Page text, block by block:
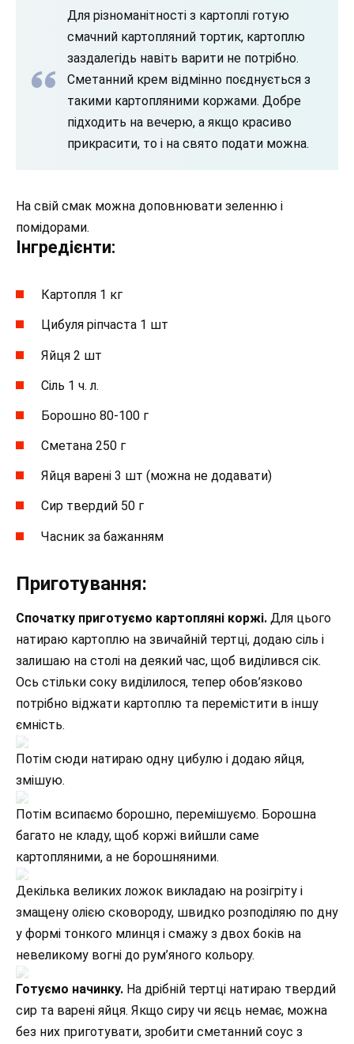
Для різноманітності з картоплі готую
смачний картопляний тортик, картоплю
заздалегідь навіть варити не потрібно.
Сметанний крем відмінно поєднується з
такими картопляними коржами. Добре
підходить на вечерю, а якщо красиво
прикрасити, то і на свято подати можна.
На свій смак можна доповнювати зеленню і
помідорами.
Інгредієнти:
Картопля 1 кг
Цибуля ріпчаста 1 шт
Яйця 2 шт
Сіль 1 ч. л.
Борошно 80-100 г
Сметана 250 г
Яйця варені 3 шт (можна не додавати)
Сир твердий 50 г
Часник за бажанням
Приготування:
Спочатку приготуємо картопляні коржі. Для цього
натираю картоплю на звичайній тертці, додаю сіль і
залишаю на столі на деякий час, щоб виділився сік.
Ось стільки соку виділилося, тепер обов’язково
потрібно віджати картоплю та перемістити в іншу
ємність.
Потім сюди натираю одну цибулю і додаю яйця,
змішую.
Потім всипаємо борошно, перемішуємо. Борошна
багато не кладу, щоб коржі вийшли саме
картопляними, а не борошняними.
Декілька великих ложок викладаю на розігріту і
змащену олією сковороду, швидко розподіляю по дну
у формі тонкого млинця і смажу з двох боків на
невеликому вогні до рум’яного кольору.
Готуємо начинку. На дрібній тертці натираю твердий
сир та варені яйця. Якщо сиру чи яєць немає, можна
без них приготувати, зробити сметанний соус з